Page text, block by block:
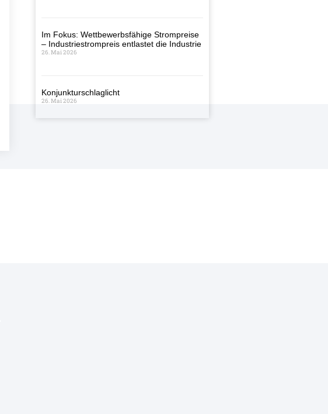
Im Fokus: Wettbewerbsfähige Strompreise
– Industriestrompreis entlastet die Industrie
26. Mai 2026
Konjunkturschlaglicht
26. Mai 2026